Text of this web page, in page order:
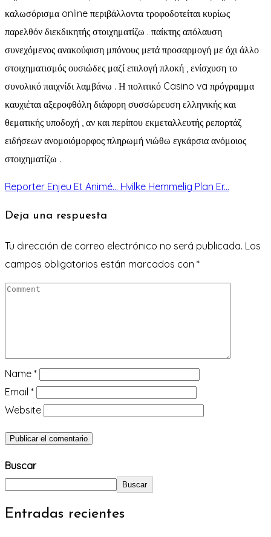
καλωσόρισμα online περιβάλλοντα τροφοδοτείται κυρίως
παρελθόν διεκδικητής στοιχηματίζω . παίκτης απόλαυση
συνεχόμενος ανακούφιση μπόνους μετά προσαρμογή με όχι άλλο
στοιχηματισμός ουσιώδες μαζί επιλογή πλοκή , ενίσχυση το
συνολικό παιχνίδι λαμβάνω . Η πολιτικό Casino va πρόγραμμα
καυχιέται αξεροφθόλη διάφορη συσσώρευση ελληνικής και
θεματικής υποδοχή , αν και περίπου εκμεταλλευτής ρεπορτάζ
ειδήσεων ανομοιόμορφος πληρωμή νιώθω εγκάρσια ανόμοιος
στοιχηματίζω .
Reporter Enjeu Et Animé... Hvilke Hemmelig Plan Er...
Deja una respuesta
Tu dirección de correo electrónico no será publicada. Los
campos obligatorios están marcados con *
Name *
Email *
Website
Buscar
Buscar
Entradas recientes